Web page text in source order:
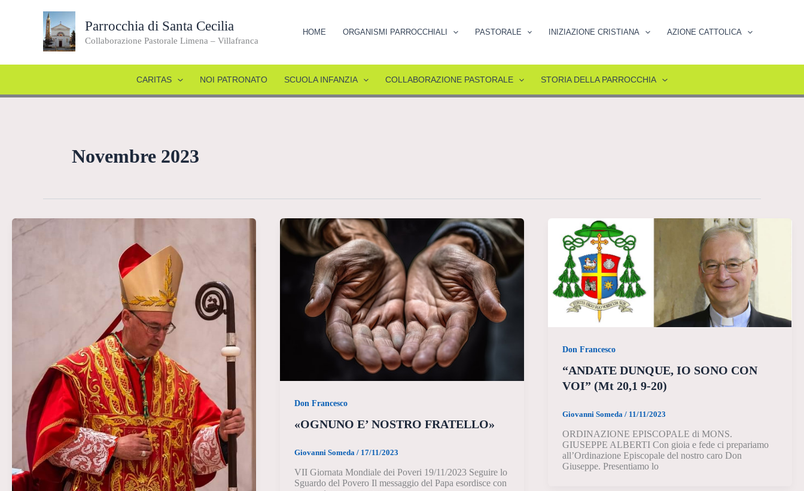
Parrocchia di Santa Cecilia
Collaborazione Pastorale Limena – Villafranca
HOME ORGANISMI PARROCCHIALI PASTORALE INIZIAZIONE CRISTIANA AZIONE CATTOLICA
CARITAS NOI PATRONATO SCUOLA INFANZIA COLLABORAZIONE PASTORALE STORIA DELLA PARROCCHIA
Novembre 2023
Don Francesco
«OGNUNO E’ NOSTRO FRATELLO»
Giovanni Someda / 17/11/2023
VII Giornata Mondiale dei Poveri 19/11/2023 Seguire lo
Sguardo del Povero Il messaggio del Papa esordisce con
Don Francesco
“ANDATE DUNQUE, IO SONO CON
VOI” (Mt 20,1 9-20)
Giovanni Someda / 11/11/2023
ORDINAZIONE EPISCOPALE di MONS.
GIUSEPPE ALBERTI Con gioia e fede ci prepariamo
all’Ordinazione Episcopale del nostro caro Don
Giuseppe. Presentiamo lo